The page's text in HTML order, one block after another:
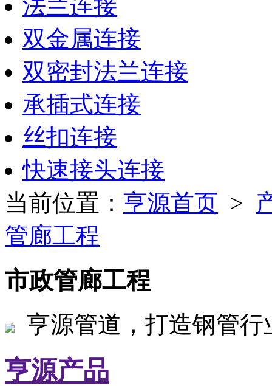
法兰连接
双金属连接
双密封法兰连接
承插式连接
丝扣连接
快速接头连接
当前位置： 亨源首页 >
管廊工程
市政管廊工程
亨源管道，打造钢管
亨源产品